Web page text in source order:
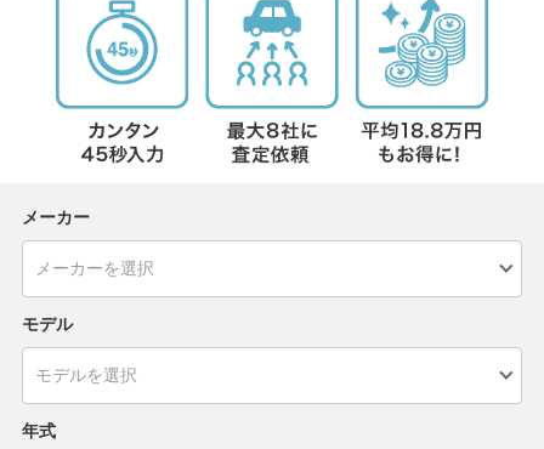
メーカー
モデル
年式